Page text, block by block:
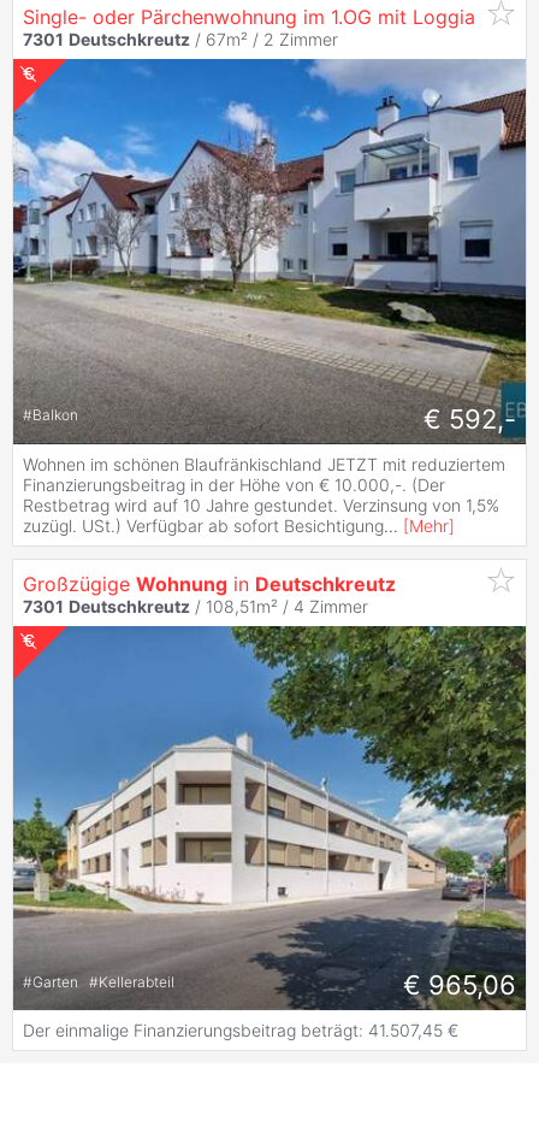
Single- oder Pärchenwohnung im 1.OG mit Loggia
7301 Deutschkreutz / 67m² / 2 Zimmer
#Balkon € 592,-
Wohnen im schönen Blaufränkischland JETZT mit reduziertem
Finanzierungsbeitrag in der Höhe von € 10.000,-. (Der
Restbetrag wird auf 10 Jahre gestundet. Verzinsung von 1,5%
zuzügl. USt.) Verfügbar ab sofort Besichtigung... [Mehr]
Großzügige Wohnung in Deutschkreutz
7301 Deutschkreutz / 108,51m² / 4 Zimmer
#Garten #Kellerabteil € 965,06
Der einmalige Finanzierungsbeitrag beträgt: 41.507,45 €